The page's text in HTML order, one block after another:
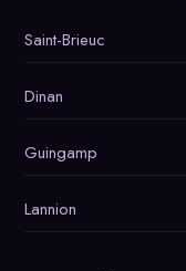
Saint-Brieuc
Dinan
Guingamp
Lannion